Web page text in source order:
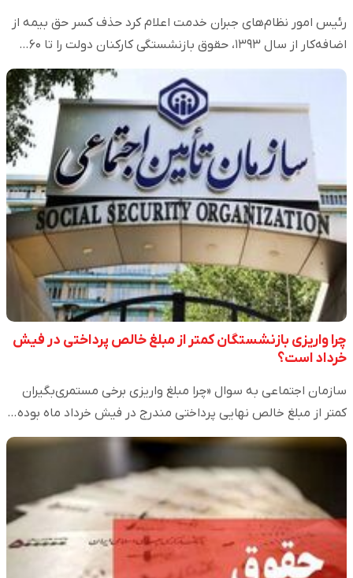
رئیس امور نظام‌های جبران خدمت اعلام کرد حذف کسر حق بیمه از
اضافه‌کار از سال ۱۳۹۳، حقوق بازنشستگی کارکنان دولت را تا ۶۰…
چرا واریزی بازنشستگان کمتر از مبلغ خالص پرداختی در فیش
خرداد است؟
سازمان اجتماعی به سوال «چرا مبلغ واریزی برخی مستمری‌بگیران
کمتر از مبلغ خالص نهایی پرداختی مندرج در فیش خرداد ماه بوده…